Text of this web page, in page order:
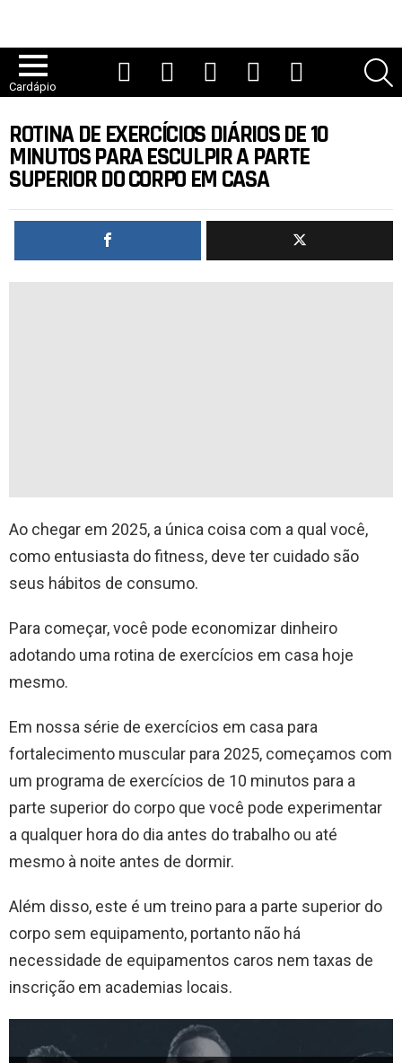
Cardápio
ROTINA DE EXERCÍCIOS DIÁRIOS DE 10
MINUTOS PARA ESCULPIR A PARTE
SUPERIOR DO CORPO EM CASA
Ao chegar em 2025, a única coisa com a qual você,
como entusiasta do fitness, deve ter cuidado são
seus hábitos de consumo.
Para começar, você pode economizar dinheiro
adotando uma rotina de exercícios em casa hoje
mesmo.
Em nossa série de exercícios em casa para
fortalecimento muscular para 2025, começamos com
um programa de exercícios de 10 minutos para a
parte superior do corpo que você pode experimentar
a qualquer hora do dia antes do trabalho ou até
mesmo à noite antes de dormir.
Além disso, este é um treino para a parte superior do
corpo sem equipamento, portanto não há
necessidade de equipamentos caros nem taxas de
inscrição em academias locais.